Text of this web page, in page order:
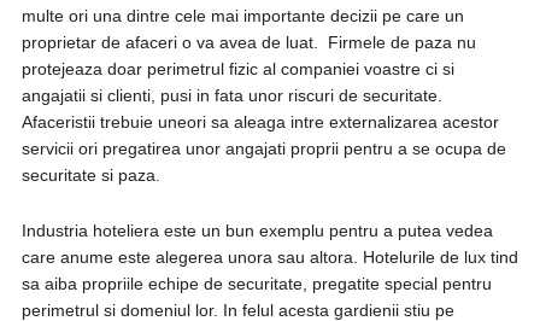
multe ori una dintre cele mai importante decizii pe care un
proprietar de afaceri o va avea de luat. Firmele de paza nu
protejeaza doar perimetrul fizic al companiei voastre ci si
angajatii si clienti, pusi in fata unor riscuri de securitate.
Afaceristii trebuie uneori sa aleaga intre externalizarea acestor
servicii ori pregatirea unor angajati proprii pentru a se ocupa de
securitate si paza.
Industria hoteliera este un bun exemplu pentru a putea vedea
care anume este alegerea unora sau altora. Hotelurile de lux tind
sa aiba propriile echipe de securitate, pregatite special pentru
perimetrul si domeniul lor. In felul acesta gardienii stiu pe